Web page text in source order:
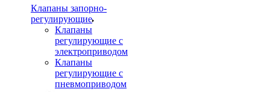
Клапаны запорно-
регулирующие
Клапаны
регулирующие с
электроприводом
Клапаны
регулирующие с
пневмоприводом